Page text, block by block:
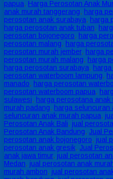
papua, Harga Perosotan Anak
anak murah tanggerang, harga
perosotan anak surabaya, harga
harga perosotan anak tuban,
perosotan bojonegoro, harga
perosotan malang, harga
perosotan murah jember, harga
perosotan murah malang, harga
harga perosotan surabaya,
perosotan waterboom lampung,
manado, harga perosotan
perosotan waterboom papua,
sulawesi, harga perosotana anak
murah padang, harga seluncuran
seluncuran anak murah papua,
Perosotan Anak Bali, jual
Perosotan Anak Bandung, Jual
perosotan anak bojonegoro, jual
perosotan anak gresik, Jual
anak jawa timur, jual perosotan
Medan, jual perosotan anak
murah ambon, jual perosotan